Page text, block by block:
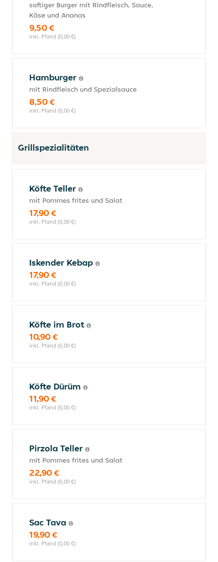
saftiger Burger mit Rindfleisch, Sauce,
Käse und Ananas
9,50 €
inkl. Pfand (0,00 €)
Hamburger
mit Rindfleisch und Spezialsauce
8,50 €
inkl. Pfand (0,00 €)
Grillspezialitäten
Köfte Teller
mit Pommes frites und Salat
17,90 €
inkl. Pfand (0,00 €)
Iskender Kebap
17,90 €
inkl. Pfand (0,00 €)
Köfte im Brot
10,90 €
inkl. Pfand (0,00 €)
Köfte Dürüm
11,90 €
inkl. Pfand (0,00 €)
Pirzola Teller
mit Pommes frites und Salat
22,90 €
inkl. Pfand (0,00 €)
Sac Tava
19,90 €
inkl. Pfand (0,00 €)